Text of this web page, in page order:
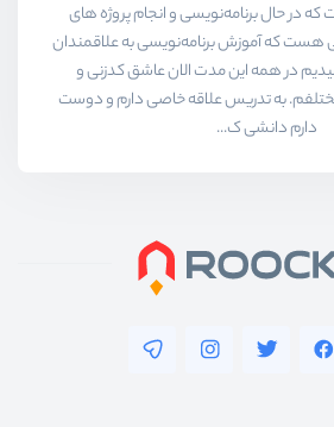
هست که در حال برنامه‌نویسی و انجام پروژه های
هستم و ۱۰ سالی هست که آموزش برنامه‌نویسی به علاقمندان
در همه این مدت الان عاشق کدزنی و
به تدریس علاقه خاصی دارم و دوست
دارم دانشی ک...